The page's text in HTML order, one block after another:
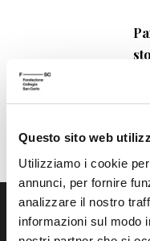
Questo sito web
Utilizziamo i cookie
annunci, per fornire
analizzare il nostro
informazioni sul modo